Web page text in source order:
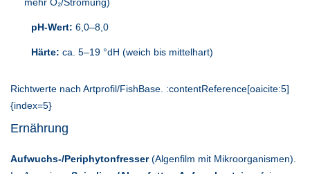
pH-Wert: 6,0–8,0
Härte: ca. 5–19 °dH (weich bis mittelhart)
Richtwerte nach Artprofil/FishBase. :contentReference[oaicite:5]
{index=5}
Ernährung
Aufwuchs-/Periphytonfresser(Algenfilm mit Mikroorganismen).